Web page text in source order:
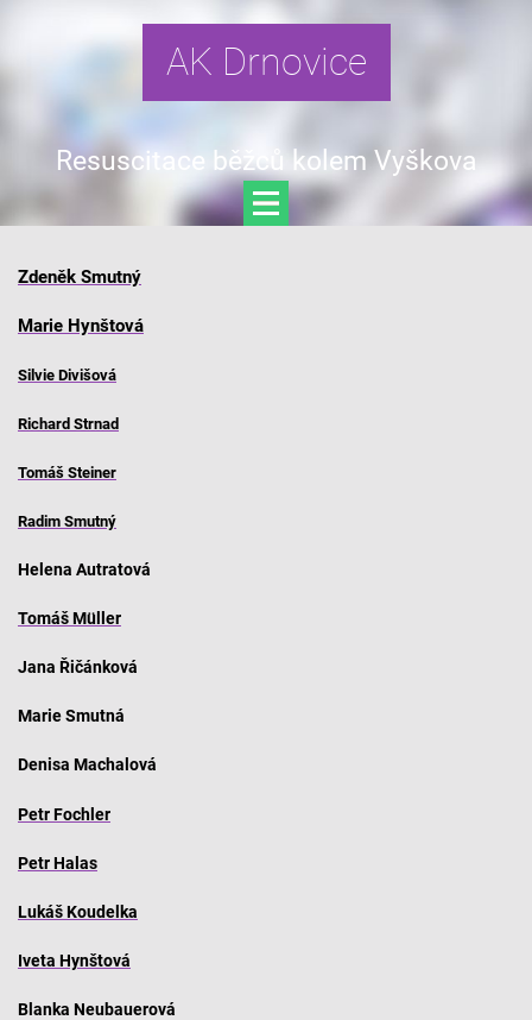
AK Drnovice
Resuscitace běžců kolem Vyškova
Zdeněk Smutný
Marie Hynštová
Silvie Divišová
Richard Strnad
Tomáš Steiner
Radim Smutný
Helena Autratová
Tomáš Müller
Jana Řičánková
Marie Smutná
Denisa Machalová
Petr Fochler
Petr Halas
Lukáš Koudelka
Iveta Hynštová
Blanka Neubauerová